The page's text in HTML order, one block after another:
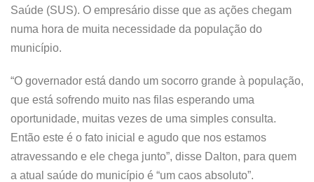
Saúde (SUS). O empresário disse que as ações chegam
numa hora de muita necessidade da população do
município.
“O governador está dando um socorro grande à população,
que está sofrendo muito nas filas esperando uma
oportunidade, muitas vezes de uma simples consulta.
Então este é o fato inicial e agudo que nos estamos
atravessando e ele chega junto”, disse Dalton, para quem
a atual saúde do município é “um caos absoluto”.